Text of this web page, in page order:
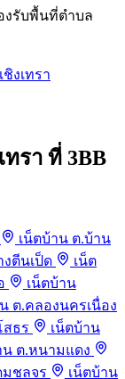
งรับพื้นที่ตำบล
งเทรา
ทรา ที่ 3BB
เน็ตบ้าน ต.บ้าน
งตีนเป็ด
เน็ต
เน็ตบ้าน
ต.คลองนครเนื่อง
สธร
เน็ตบ้าน
น ต.หนามแดง
มชลจร เน็ตบ้าน